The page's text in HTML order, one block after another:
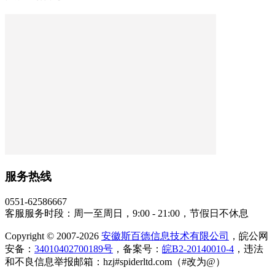
服务热线
0551-62586667
客服服务时段：周一至周日，9:00 - 21:00，节假日不休息
Copyright © 2007-2026 安徽斯百德信息技术有限公司
，皖公网
安备： 34010402700189号 ，备案号： 皖B2-20140010-4 ，违法
和不良信息举报邮箱：hzj#spiderltd.com（#改为@）